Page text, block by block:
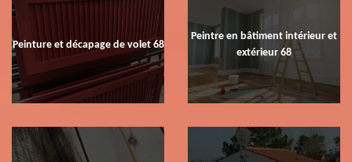
Peinture et décapage de volet 68
Peintre en bâtiment intérieur et
extérieur 68